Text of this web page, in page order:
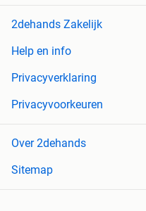
2dehands Zakelijk
Help en info
Privacyverklaring
Privacyvoorkeuren
Over 2dehands
Sitemap